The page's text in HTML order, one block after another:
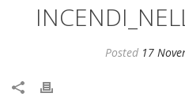
Posted 17